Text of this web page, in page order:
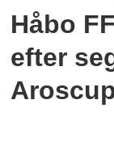
Håbo
efter